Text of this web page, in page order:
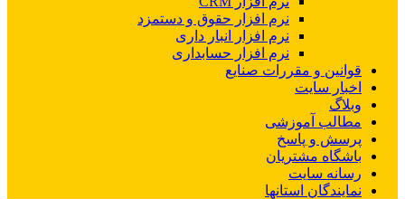
نرم افزار حقوق و دستمزد
نرم افزار انبار داری
نرم افزار حسابداری
قوانین و مقررات صنایع
اخبار سایت
وبلاگ
مطالب آموزشی
پرسش و پاسخ
باشگاه مشتریان
رسانه سایت
نمایندگان استانها